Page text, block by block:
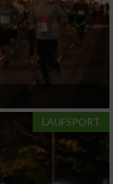
LAUFSPORT